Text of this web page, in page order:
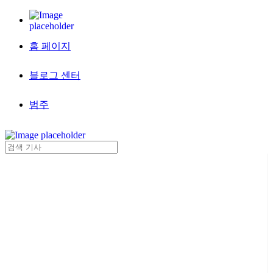
홈 페이지
블로그 센터
범주